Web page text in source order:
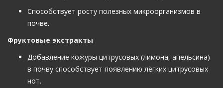
Способствует росту полезных микроорганизмов в
почве.
Фруктовые экстракты
Добавление кожуры цитрусовых (лимона, апельсина)
в почву способствует появлению лёгких цитрусовых
нот.